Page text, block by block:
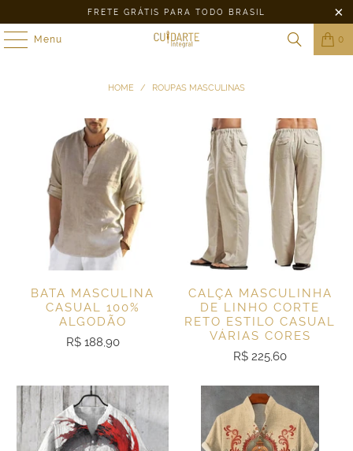
FRETE GRÁTIS PARA TODO BRASIL
Menu 0
HOME / ROUPAS MASCULINAS
BATA MASCULINA
CASUAL 100%
ALGODÃO
R$ 188,90
CALÇA MASCULINHA
DE LINHO CORTE
RETO ESTILO CASUAL
VÁRIAS CORES
R$ 225,60